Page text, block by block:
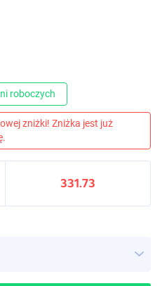
roboczych
zniżki! Zniżka jest już
331.73